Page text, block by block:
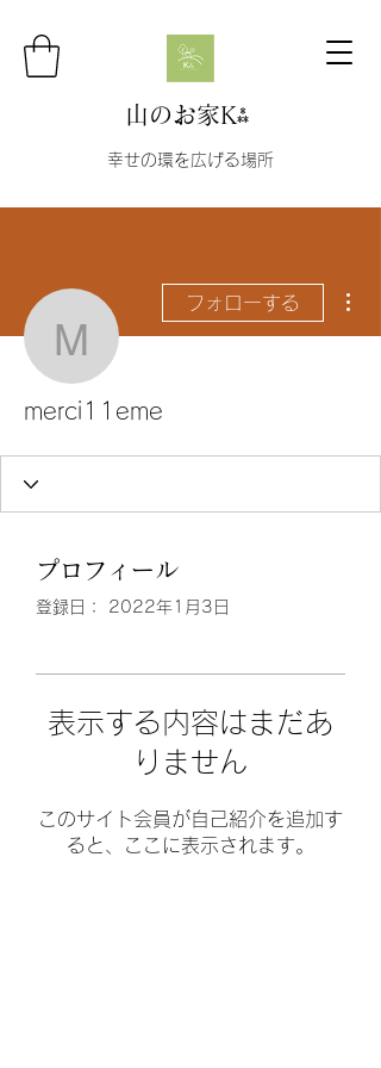
山のお家K⁂
幸せの環を広げる場所
merci11eme
フォローする
merci11eme
プロフィール
登録日： 2022年1月3日
表示する内容はまだあ
りません
このサイト会員が自己紹介を追加す
ると、ここに表示されます。